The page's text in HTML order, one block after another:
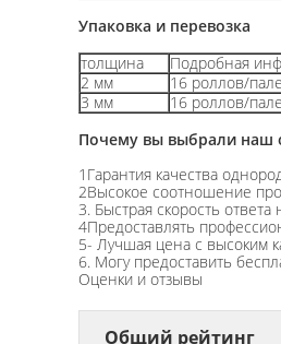
Упаковка и перевозка
толщина
Подробная
2 мм
16 роллов/
3 мм
16 роллов/
Почему вы выбрали наш
1Гарантия качества
2Высокое соотношение
3. Быстрая скорость
4Предоставлять
5- Лучшая цена с высоким
6. Могу предоставить
Оценки и отзывы
Общий рейтинг